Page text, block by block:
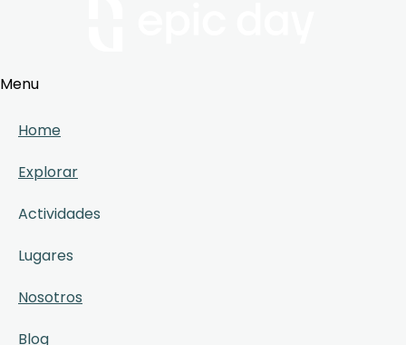
Menu
Home
Explorar
Actividades
Lugares
Nosotros
Blog